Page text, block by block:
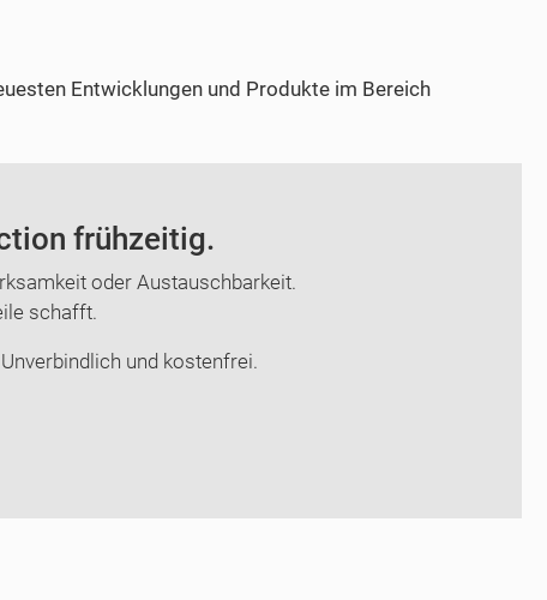
Entwicklungen und Produkte im Bereich
frühzeitig.
oder Austauschbarkeit.
schafft.
und kostenfrei.